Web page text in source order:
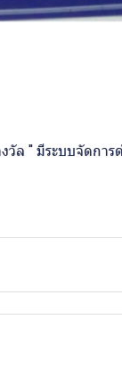
ล " มีระบบจัดกา